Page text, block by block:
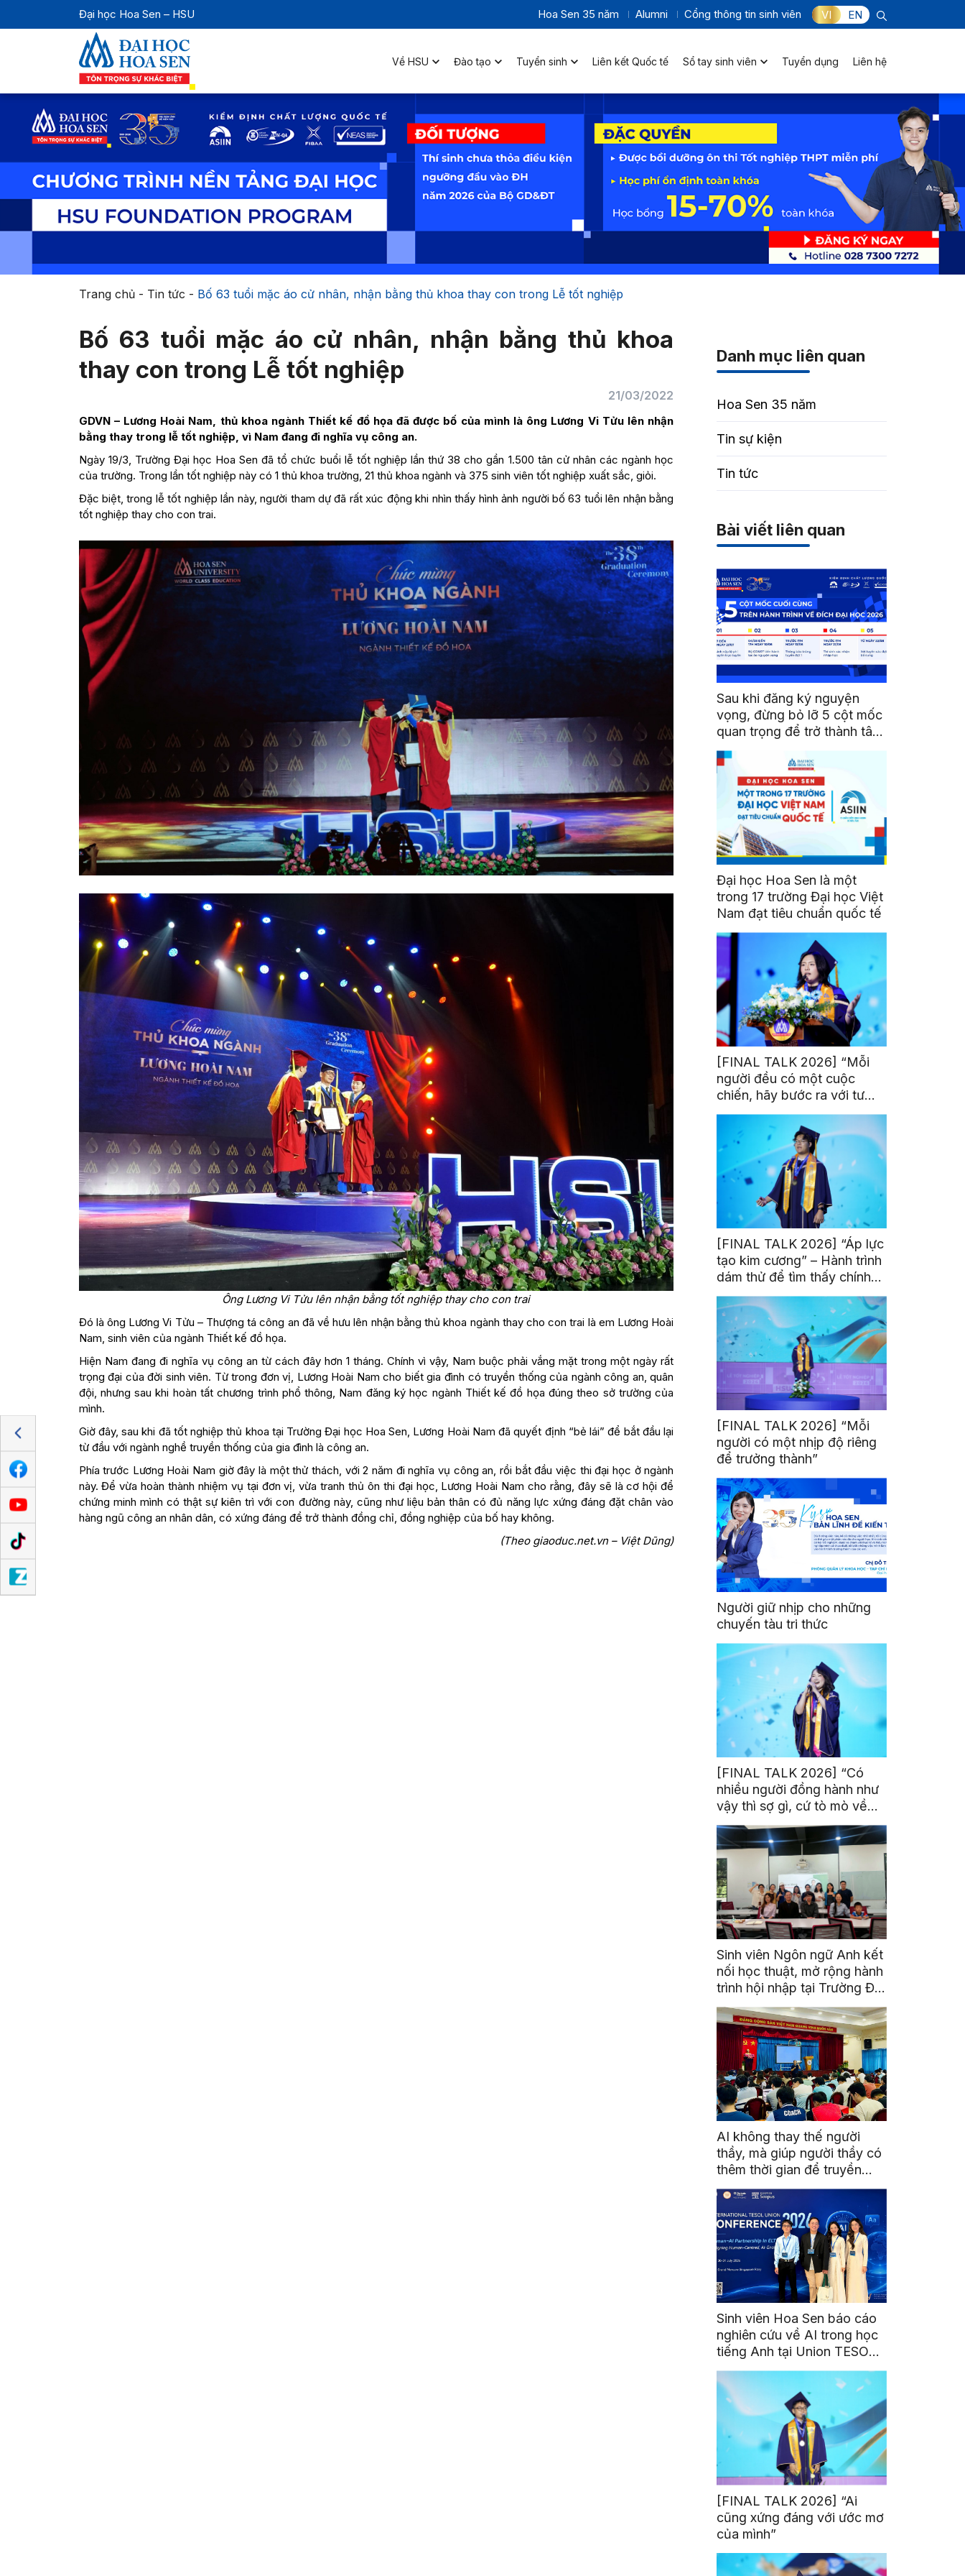
Đại học Hoa Sen – HSU Hoa Sen 35 năm Alumni Cổng thông tin sinh viên VI EN
Về HSU Đào tạo Tuyển sinh Liên kết Quốc tế Sổ tay sinh viên Tuyển dụng Liên hệ
Trang chủ- Tin tức - Bố 63 tuổi mặc áo cử nhân, nhận bằng thủ khoa thay con trong Lễ tốt nghiệp
Bố 63 tuổi mặc áo cử nhân, nhận bằng thủ khoa
thay con trong Lễ tốt nghiệp
21/03/2022
GDVN – Lương Hoài Nam, thủ khoa ngành Thiết kế đồ họa đã được bố của mình là ông Lương Vi Tửu lên nhận
bằng thay trong lễ tốt nghiệp, vì Nam đang đi nghĩa vụ công an.
Ngày 19/3, Trường Đại học Hoa Sen đã tổ chức buổi lễ tốt nghiệp lần thứ 38 cho gần 1.500 tân cử nhân các ngành học
của trường. Trong lần tốt nghiệp này có 1 thủ khoa trường, 21 thủ khoa ngành và 375 sinh viên tốt nghiệp xuất sắc, giỏi.
Đặc biệt, trong lễ tốt nghiệp lần này, người tham dự đã rất xúc động khi nhìn thấy hình ảnh người bố 63 tuổi lên nhận bằng
tốt nghiệp thay cho con trai.
Ông Lương Vi Tửu lên nhận bằng tốt nghiệp thay cho con trai
Đó là ông Lương Vi Tửu – Thượng tá công an đã về hưu lên nhận bằng thủ khoa ngành thay cho con trai là em Lương Hoài
Nam, sinh viên của ngành Thiết kế đồ họa.
Hiện Nam đang đi nghĩa vụ công an từ cách đây hơn 1 tháng. Chính vì vậy, Nam buộc phải vắng mặt trong một ngày rất
trọng đại của đời sinh viên. Từ trong đơn vị, Lương Hoài Nam cho biết gia đình có truyền thống của ngành công an, quân
đội, nhưng sau khi hoàn tất chương trình phổ thông, Nam đăng ký học ngành Thiết kế đồ họa đúng theo sở trường của
mình.
Giờ đây, sau khi đã tốt nghiệp thủ khoa tại Trường Đại học Hoa Sen, Lương Hoài Nam đã quyết định “bẻ lái” để bắt đầu lại
từ đầu với ngành nghề truyền thống của gia đình là công an.
Phía trước Lương Hoài Nam giờ đây là một thử thách, với 2 năm đi nghĩa vụ công an, rồi bắt đầu việc thi đại học ở ngành
này. Để vừa hoàn thành nhiệm vụ tại đơn vị, vừa tranh thủ ôn thi đại học, Lương Hoài Nam cho rằng, đây sẽ là cơ hội để
chứng minh mình có thật sự kiên trì với con đường này, cũng như liệu bản thân có đủ năng lực xứng đáng đặt chân vào
hàng ngũ công an nhân dân, có xứng đáng để trở thành đồng chỉ, đồng nghiệp của bố hay không.
(Theo giaoduc.net.vn – Việt Dũng)
Danh mục liên quan
Hoa Sen 35 năm
Tin sự kiện
Tin tức
Bài viết liên quan
Sau khi đăng ký nguyện
vọng, đừng bỏ lỡ 5 cột mốc
quan trọng để trở thành tân
sinh viên HSU
Đại học Hoa Sen là một
trong 17 trường Đại học Việt
Nam đạt tiêu chuẩn quốc tế
[FINAL TALK 2026] “Mỗi
người đều có một cuộc
chiến, hãy bước ra với tư
thế của người chiến thắng”
[FINAL TALK 2026] “Áp lực
tạo kim cương” – Hành trình
dám thử để tìm thấy chính
mình
[FINAL TALK 2026] “Mỗi
người có một nhịp độ riêng
để trưởng thành”
Người giữ nhịp cho những
chuyến tàu tri thức
[FINAL TALK 2026] “Có
nhiều người đồng hành như
vậy thì sợ gì, cứ tò mò về
thế giới thôi”
Sinh viên Ngôn ngữ Anh kết
nối học thuật, mở rộng hành
trình hội nhập tại Trường Đại
học Quốc gia Malaysia
AI không thay thế người
thầy, mà giúp người thầy có
thêm thời gian để truyền
cảm hứng
Sinh viên Hoa Sen báo cáo
nghiên cứu về AI trong học
tiếng Anh tại Union TESOL
2026 ở Singapore
[FINAL TALK 2026] “Ai
cũng xứng đáng với ước mơ
của mình”